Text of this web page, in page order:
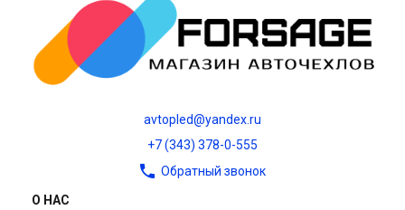
avtopled@yandex.ru
+7 (343) 378-0-555
Обратный звонок
О НАС